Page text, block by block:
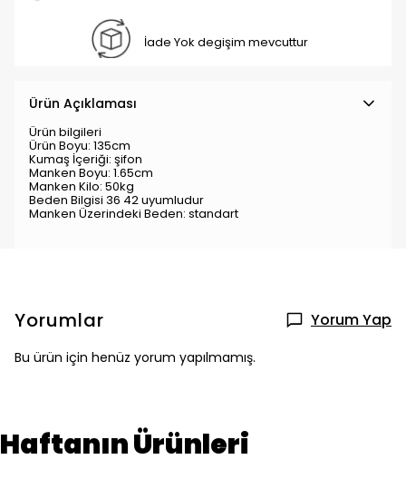
İade Yok degişim mevcuttur
Ürün Açıklaması
Ürün bilgileri
Ürün Boyu: 135cm
Kumaş İçeriği: şifon
Manken Boyu: 1.65cm
Manken Kilo: 50kg
Beden Bilgisi 36 42 uyumludur
Manken Üzerindeki Beden: standart
Yorumlar Yorum Yap
Bu ürün için henüz yorum yapılmamış.
Haftanın Ürünleri